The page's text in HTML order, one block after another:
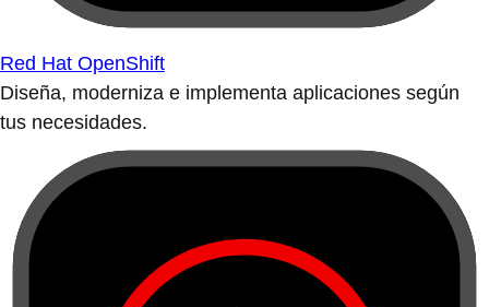
Red Hat OpenShift
Diseña, moderniza e implementa aplicaciones según
tus necesidades.